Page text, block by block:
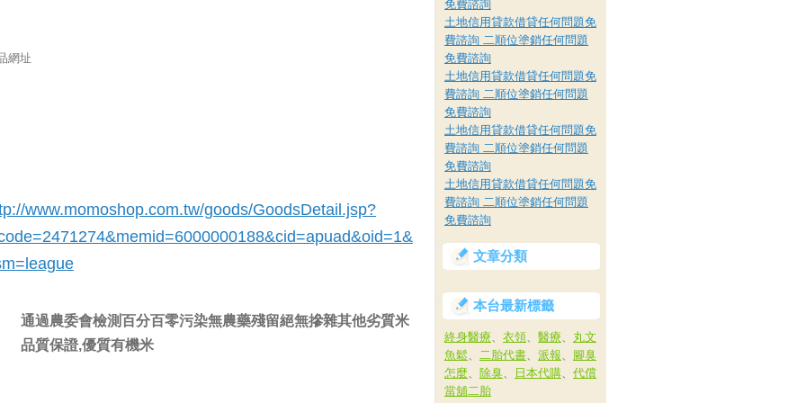
網址
www.momoshop.com.tw/goods/GoodsDetail.jsp?
&memid=6000000188&cid=apuad&oid=1&
通過農委會檢測百分百零污染無農藥殘留絕無摻雜其他劣質米
品質保證,優質有機米
免費諮詢
土地信用貸款借貸任何問題免
費諮詢 二順位塗銷任何問題
免費諮詢
土地信用貸款借貸任何問題免
費諮詢 二順位塗銷任何問題
免費諮詢
土地信用貸款借貸任何問題免
費諮詢 二順位塗銷任何問題
免費諮詢
土地信用貸款借貸任何問題免
費諮詢 二順位塗銷任何問題
免費諮詢
文章分類
本台最新標籤
終身醫療、 衣領、 醫療、 丸文
魚鬆、 二胎代書、 派報、 腳臭
怎麼、 除臭、 日本代購、 代償
當舖二胎